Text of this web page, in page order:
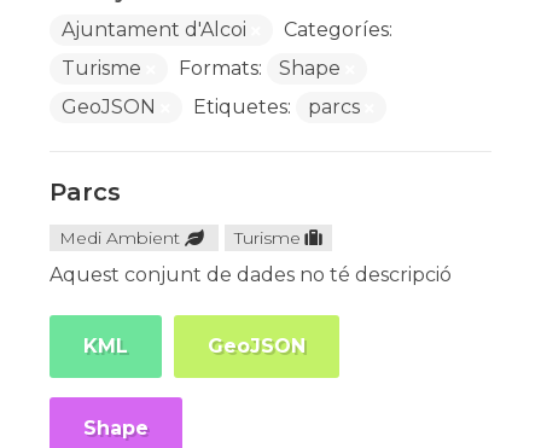
Ajuntament d'Alcoi
Categoríes:
Turisme
Formats:
Shape
GeoJSON
Etiquetes: parcs
Parcs
Medi Ambient Turisme
Aquest conjunt de dades no té descripció
KML GeoJSON
Shape